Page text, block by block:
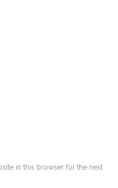
in this browser for the next